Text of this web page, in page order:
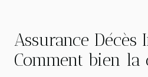
Assurance Décès
Comment bien la